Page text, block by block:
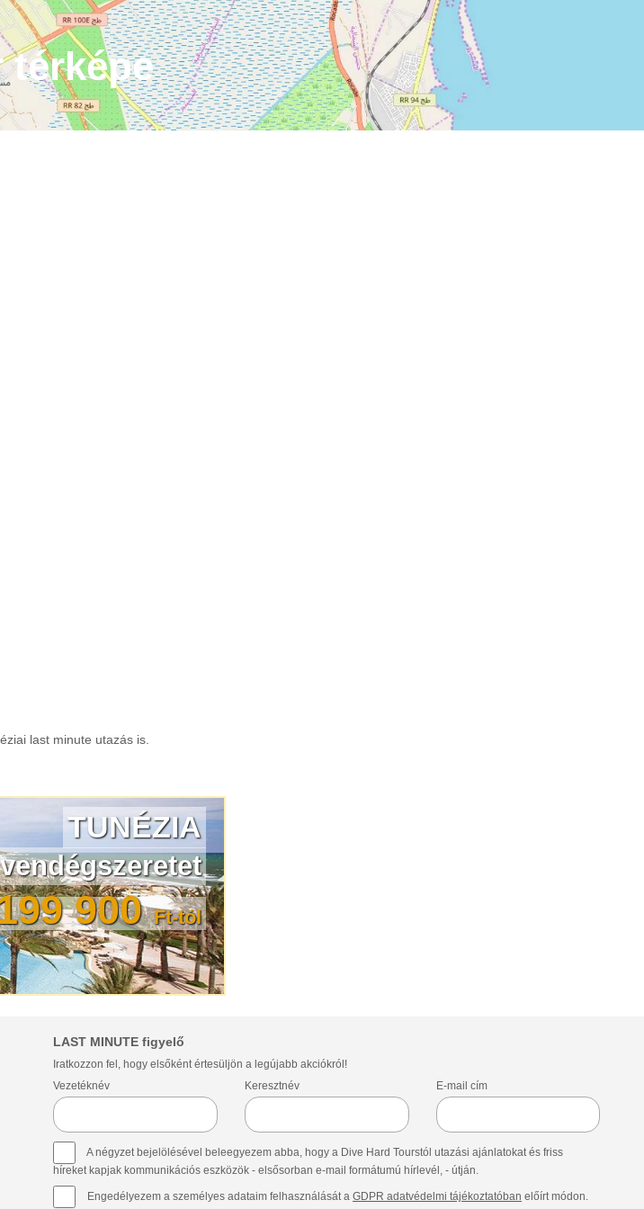
térképe
last minute utazás is.
TUNÉZIA
900Ft-tól
»
LAST MINUTE figyelő
Iratkozzon fel, hogy elsőként értesüljön a legújabb akciókról!
Vezetéknév
Keresztnév E-mail cím
A négyzet bejelölésével beleegyezem abba, hogy a Dive Hard Tourstól utazási ajánlatokat és friss
híreket kapjak kommunikációs eszközök - elsősorban e-mail formátumú hírlevél, - útján.
Engedélyezem a személyes adataim felhasználását a GDPR adatvédelmi tájékoztatóban előírt módon.